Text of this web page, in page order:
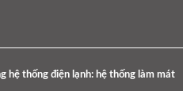
hệ thống điện lạnh: hệ thống làm mát